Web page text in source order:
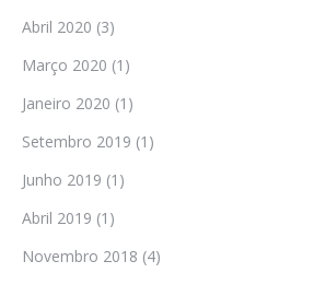
Abril 2020 (3)
Março 2020 (1)
Janeiro 2020 (1)
Setembro 2019 (1)
Junho 2019 (1)
Abril 2019 (1)
Novembro 2018 (4)